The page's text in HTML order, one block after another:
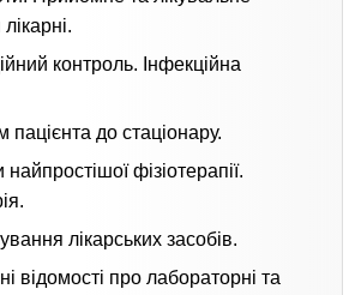
контроль. Інфекційна
пацієнта до стаціонару.
фізіотерапії.
лікарських засобів.
відомості про лабораторні та